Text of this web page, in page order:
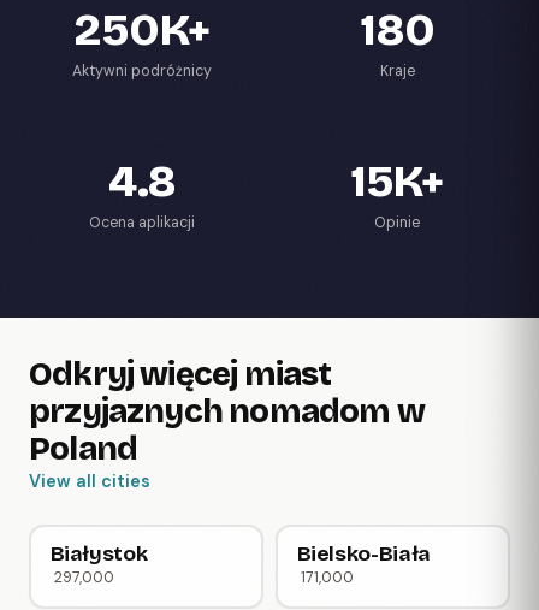
250K+
Aktywni podróżnicy
180
Kraje
4.8
Ocena aplikacji
15K+
Opinie
Odkryj więcej miast
przyjaznych nomadom w
Poland
View all cities
Białystok
297,000
Bielsko-Biała
171,000